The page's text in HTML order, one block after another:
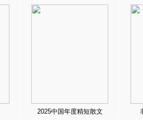
2025中国年度精短散文